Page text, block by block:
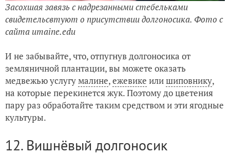
Засохшая завязь с надрезанными стебельками
свидетельсвтуют о присутствии долгоносика. Фото с
сайта umaine.edu
И не забывайте, что, отпугнув долгоносика от
земляничной плантации, вы можете оказать
медвежью услугумалине,ежевике илишиповнику,
на которые перекинется жук. Поэтому до цветения
пару раз обработайте таким средством и эти ягодные
культуры.
12. Вишнёвый долгоносик